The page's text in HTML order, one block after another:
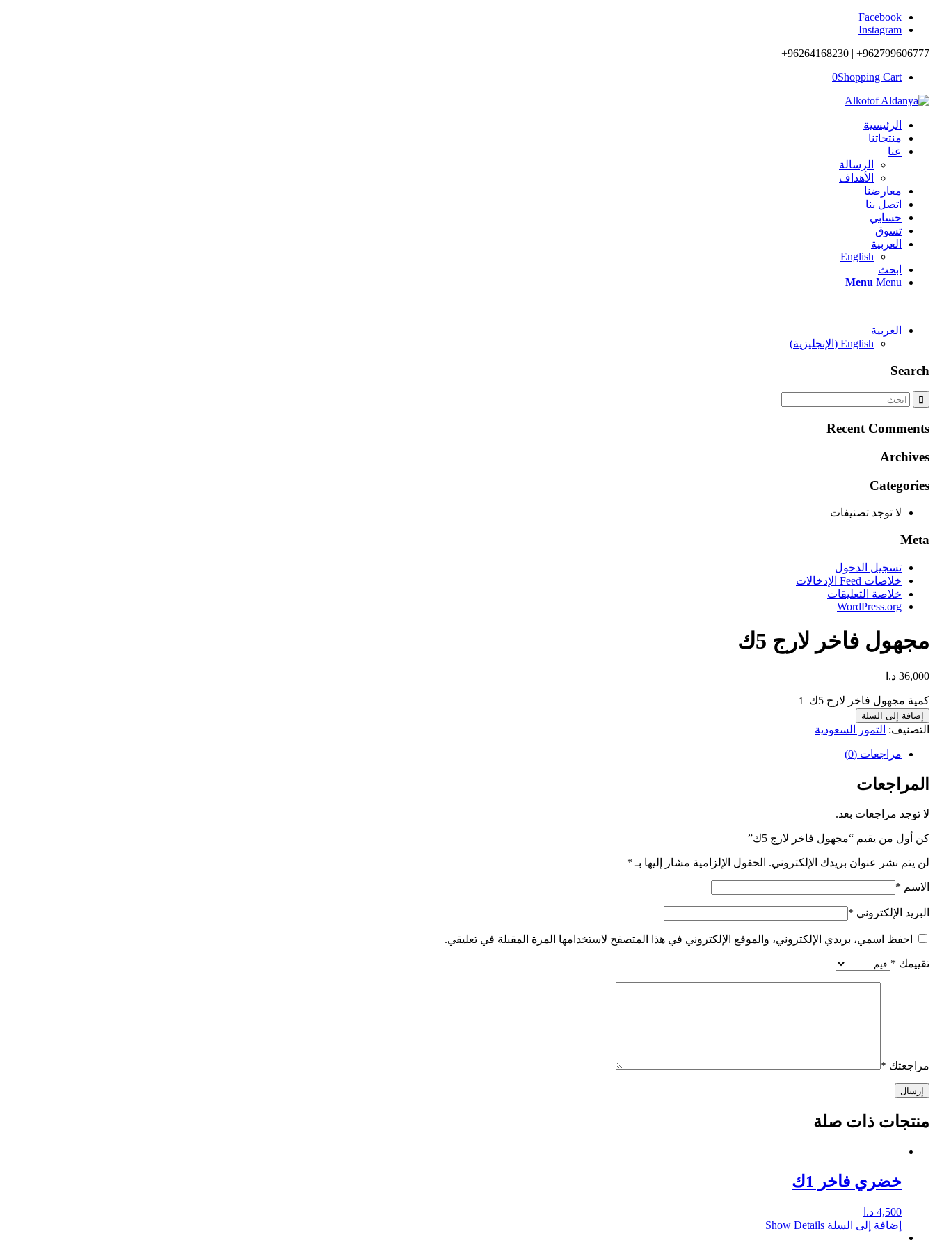
Facebook
Instagram
962799606777+ | 96264168230+
0Shopping Cart
الرئيسية
منتجاتنا
عنا
الرسالة
الأهداف
معارضنا
اتصل بنا
حسابي
تسوق
العربية
English
ابحث
Menu Menu
العربية
English
( الإنجليزية)
Search
Recent Comments
Archives
Categories
لا توجد تصنيفات
Meta
تسجيل الدخول
خلاصات Feed الإدخالات
خلاصة التعليقات
WordPress.org
مجهول فاخر لارج 5ك
36,000 د.ا
كمية مجهول فاخر لارج 5ك
إضافة إلى السلة
التصنيف: التمور السعودية
مراجعات (0)
المراجعات
لا توجد مراجعات بعد.
كن أول من يقيم “مجهول فاخر لارج 5ك”
لن يتم نشر عنوان بريدك الإلكتروني. الحقول الإلزامية مشار إليها بـ *
الاسم *
البريد الإلكتروني *
احفظ اسمي، بريدي الإلكتروني، والموقع الإلكتروني في هذا المتصفح لاستخدامها المرة المقبلة في تعليقي.
تقييمك *
مراجعتك *
منتجات ذات صلة
خضري فاخر 1ك
4,500 د.ا
إضافة إلى السلة